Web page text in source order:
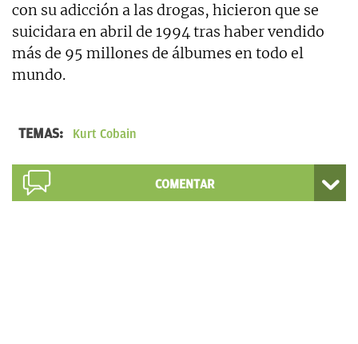
con su adicción a las drogas, hicieron que se
suicidara en abril de 1994 tras haber vendido
más de 95 millones de álbumes en todo el
mundo.
TEMAS: Kurt Cobain
COMENTAR